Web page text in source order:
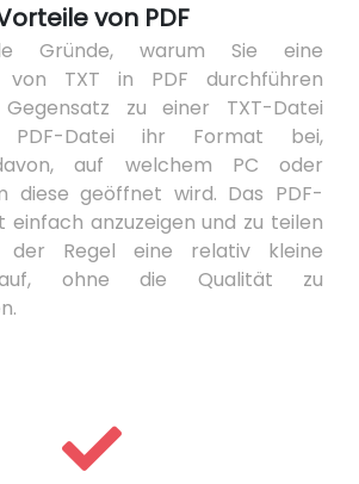
von PDF
Gründe, warum Sie eine
von TXT in PDF durchführen
zu einer TXT-Datei
Datei ihr Format bei,
auf welchem PC oder
diese geöffnet wird. Das PDF-
anzuzeigen und zu teilen
Regel eine relativ kleine
auf, ohne die Qualität zu